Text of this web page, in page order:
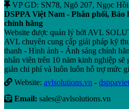
VP GD: SN78, Ngõ 207, Ngọc
DSPPA Việt Nam - Phân phối, Bảo
chính hãng
Website được quản lý bởi AVL
AVL chuyên cung cấp giải pháp kỹ
thanh - Hình ảnh - Ánh sáng chính
nhân viên trên 10 năm kinh nghiệp
giản chi phí và luôn luôn hỗ trợ mức
Website: avlsolutions.vn -
Email: sales@avlsolutions.vn